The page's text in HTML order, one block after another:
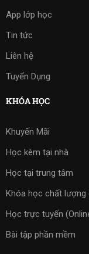
App lớp học
Tin tức
Liên hệ
Tuyển Dụng
KHÓA HỌC
Khuyến Mãi
Học kèm tại nhà
Học tại trung tâm
Khóa học chất lượng
Học trực tuyến
Bài tập phần mềm